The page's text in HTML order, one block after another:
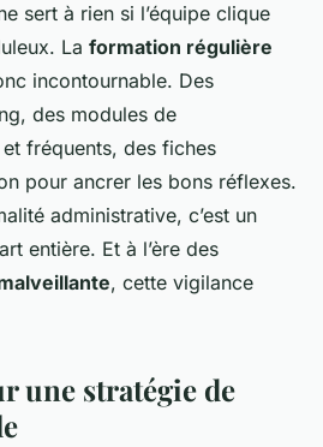
sert à rien si l’équipe clique
La formation régulière
incontournable. Des
des modules de
fréquents, des fiches
pour ancrer les bons réflexes.
administrative, c’est un
entière. Et à l’ère des
, cette vigilance
une stratégie de